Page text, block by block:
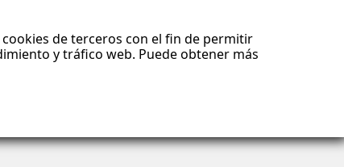
de terceros con el fin de permitir
y tráfico web. Puede obtener más